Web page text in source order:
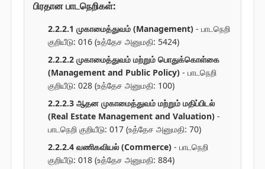
பிரதான பாடநெறிகள்:
2.2.2.1 முகாமைத்துவம் (Management) - பாடநெறி
குறியீடு: 016 (உத்தேச அனுமதி: 5424)
2.2.2.2 முகாமைத்துவம் மற்றும் பொதுக்கொள்கை
(Management and Public Policy) - பாடநெறி
குறியீடு: 028 (உத்தேச அனுமதி: 100)
2.2.2.3 ஆதன முகாமைத்துவம் மற்றும் மதிப்பிடல்
(Real Estate Management and Valuation) -
பாடநெறி குறியீடு: 017 (உத்தேச அனுமதி: 70)
2.2.2.4 வணிகவியல் (Commerce) - பாடநெறி
குறியீடு: 018 (உத்தேச அனுமதி: 884)